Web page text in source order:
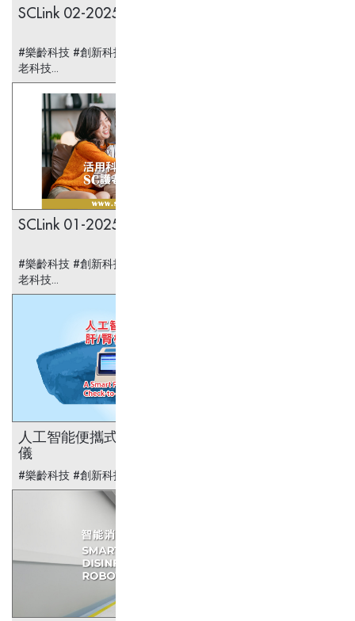
SCLink 02-2025
#樂齡科技 #創新科技 #醫療科技 #安老科技 #護
老科技...
SCLink 01-2025
#樂齡科技 #創新科技 #醫療科技 #安老科技 #護
老科技...
人工智能便攜式 肝/腎檢測診斷
儀
#樂齡科技 #創新科技 #醫療科技...